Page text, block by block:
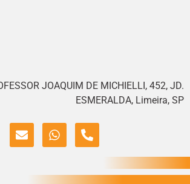
JOAQUIM DE MICHIELLI, 452, JD.
ESMERALDA, Limeira, SP